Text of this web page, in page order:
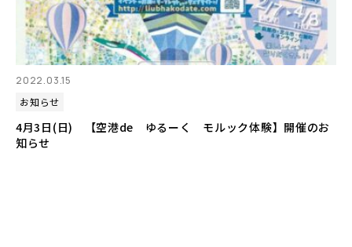
2022.03.15
お知らせ
4月3日(日) 【空港de ゆるーく モルック体験】開催のお
知らせ